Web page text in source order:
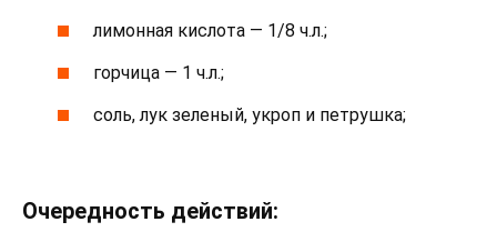
лимонная кислота — 1/8 ч.л.;
горчица — 1 ч.л.;
соль, лук зеленый, укроп и петрушка;
Очередность действий: